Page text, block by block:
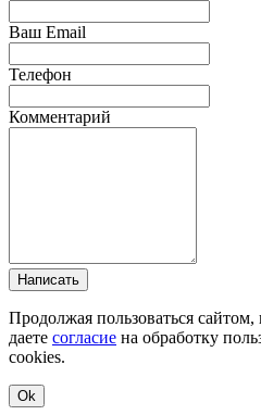
Ваш Email
Телефон
Комментарий
Написать
Продолжая пользоваться
даете согласие на обработку
cookies.
Ok